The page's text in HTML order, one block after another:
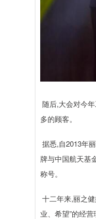
随后,大会对今
多的顾客。
据悉,自2013年
牌与中国航天基
称号。
十二年来,丽之
业、希望”的经